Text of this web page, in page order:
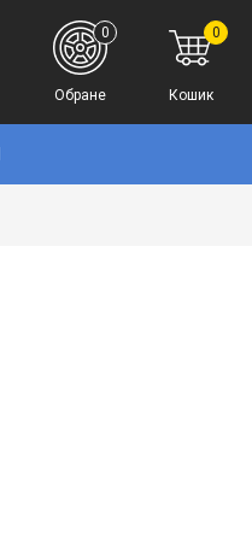
0
Кошик
0
Обране